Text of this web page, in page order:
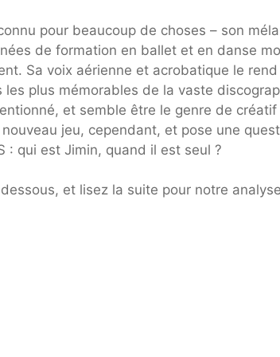
pour beaucoup de choses – son
de formation en ballet et en danse
Sa voix aérienne et acrobatique le
les plus mémorables de la vaste
et semble être le genre de
jeu, cependant, et pose une
: qui est Jimin, quand il est seul ?
et lisez la suite pour notre